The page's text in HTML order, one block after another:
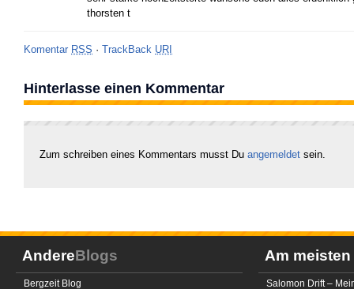
thorsten t
Komentar RSS · TrackBack URI
Hinterlasse einen Kommentar
Zum schreiben eines Kommentars musst Du angemeldet sein.
AndereBlogs
Bergzeit Blog
Am meisten
Salomon Drift –